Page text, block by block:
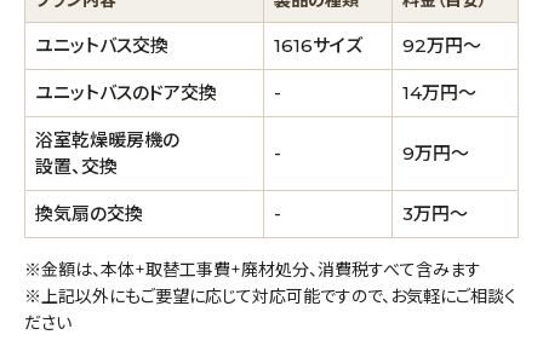
ユニットバス交換 1616サイズ 92万円～
ユニットバスのドア交換 - 14万円～
浴室乾燥暖房機の
設置、交換
- 9万円～
換気扇の交換 - 3万円～
※金額は、本体+取替工事費+廃材処分、消費税すべて含みます
※上記以外にもご要望に応じて対応可能ですので、お気軽にご相談く
ださい